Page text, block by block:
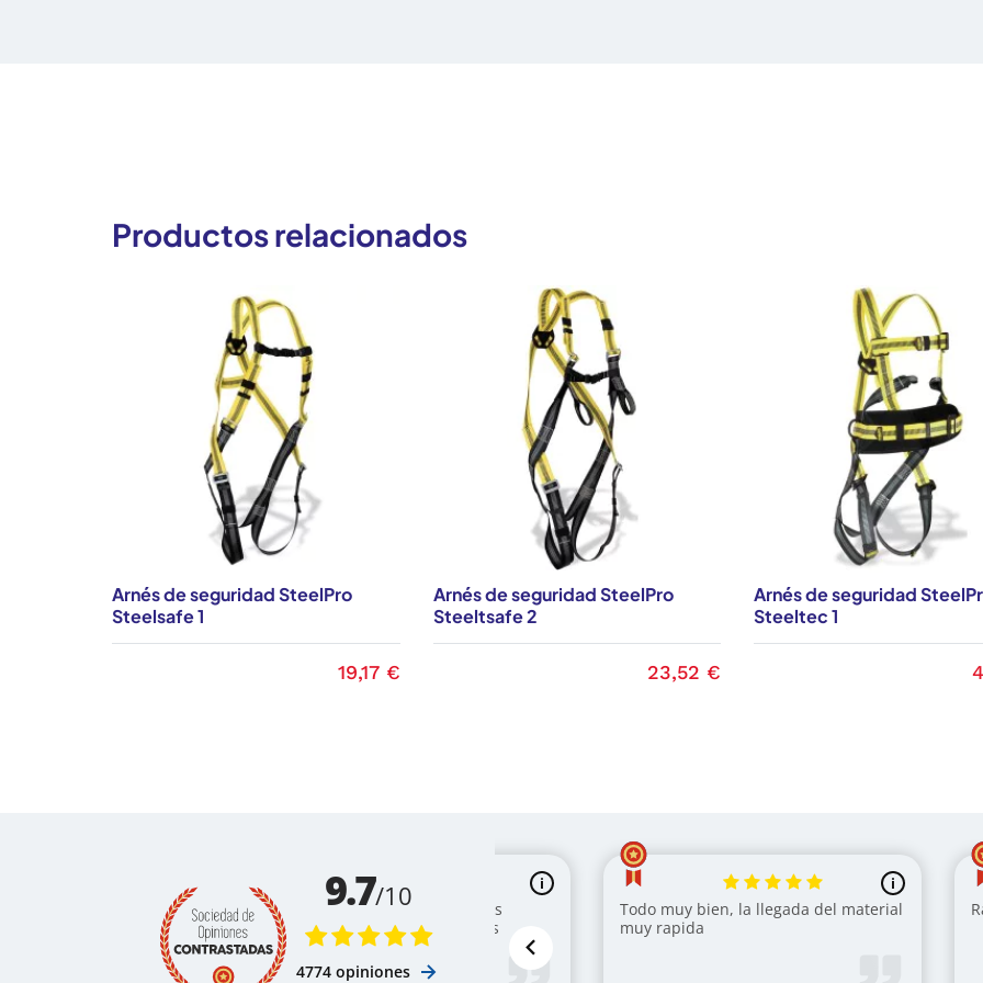
Productos relacionados
Arnés de seguridad SteelPro
Steelsafe 1
Precio
19,17 €
Arnés de seguridad SteelPro
Steeltsafe 2
Precio
23,52 €
Arnés de seguridad
Steeltec 1